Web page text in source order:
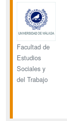
Facultad de
Estudios
Sociales y
del Trabajo